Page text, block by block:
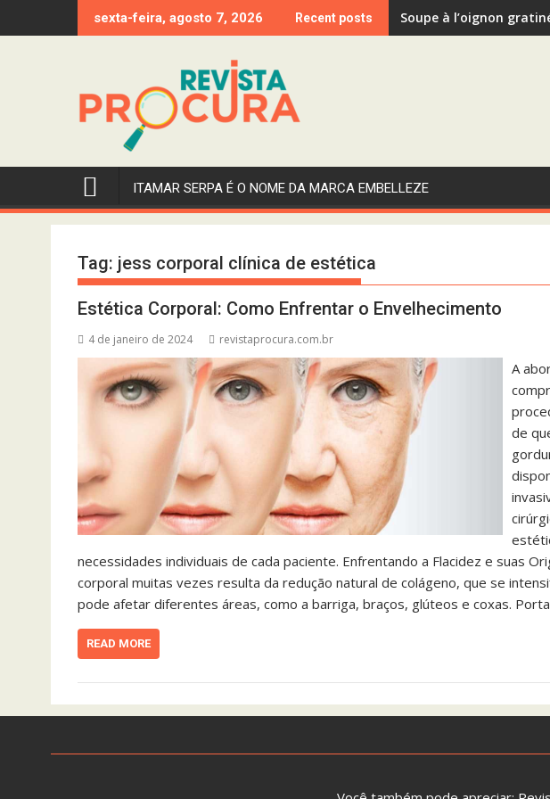
to
sexta-feira, agosto 7, 2026 Recent posts Soupe à l’oignon
Sopa de Abóbora com
ITAMAR SERPA É O NOME DA MARCA EMBELLEZE
Tag: jess corporal clínica de estética
Estética Corporal: Como Enfrentar o Envelhecimento
4 de janeiro de 2024 revistaprocura.com.br
A
de
necessidades individuais de cada paciente. Enfrentando a Flacidez e suas
corporal muitas vezes resulta da redução natural de colágeno, que se
pode afetar diferentes áreas, como a barriga, braços, glúteos e coxas.
READ MORE